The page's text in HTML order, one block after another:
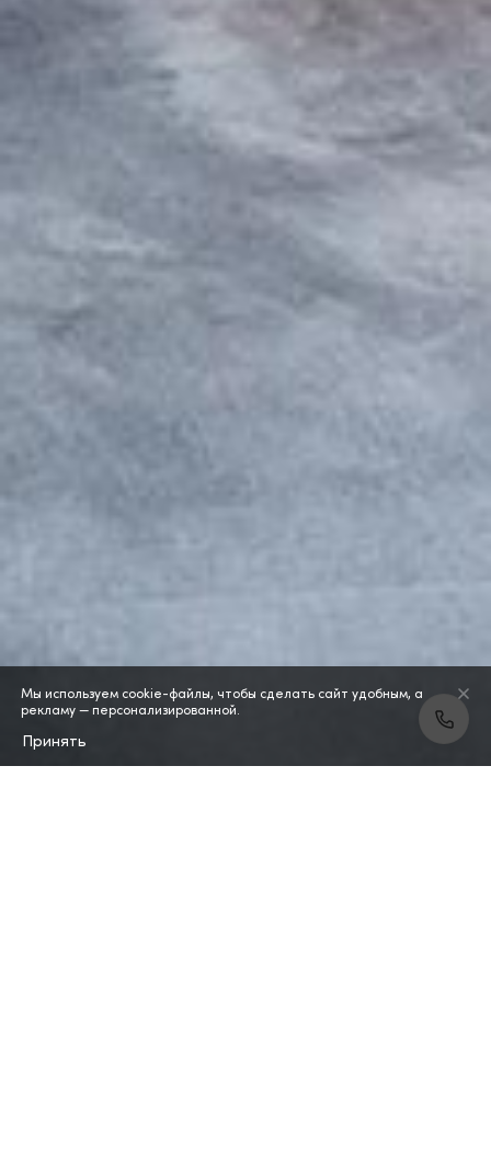
Мы используем cookie-файлы, чтобы сделать сайт удобным, а
рекламу — персонализированной.
Принять